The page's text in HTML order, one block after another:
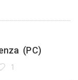
(PC)
1